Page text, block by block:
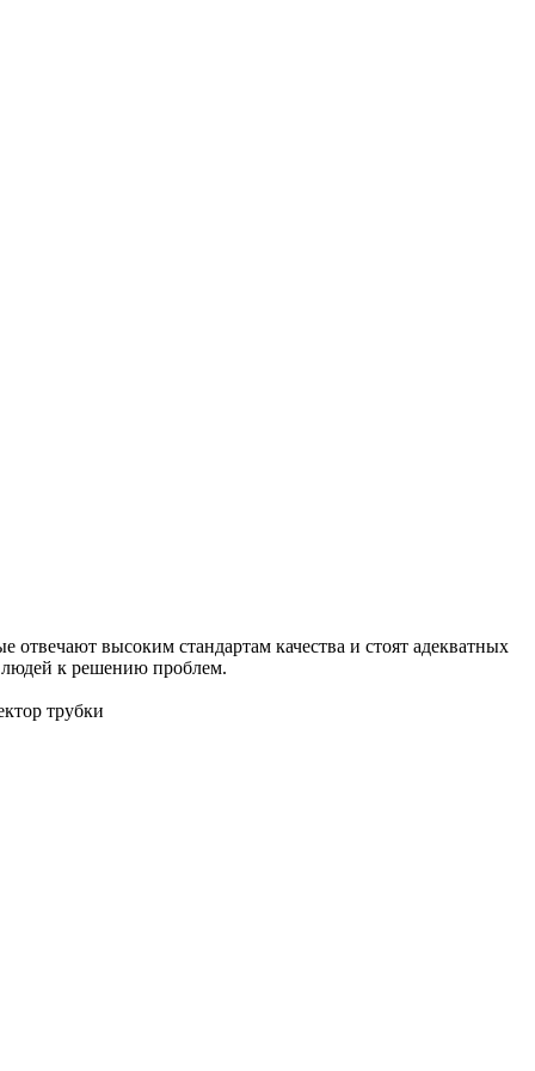
высоким стандартам качества и стоят адекватных
людей к решению проблем.
трубки